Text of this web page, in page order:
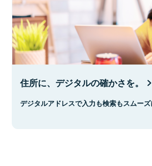
住所に、デジタルの確かさを。
デジタルアドレスで入力も検索もスムーズ